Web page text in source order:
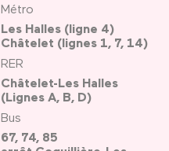
Métro
Les Halles (ligne 4)
Châtelet (lignes 1, 7, 14)
RER
Châtelet-Les Halles
(Lignes A, B, D)
Bus
67, 74, 85